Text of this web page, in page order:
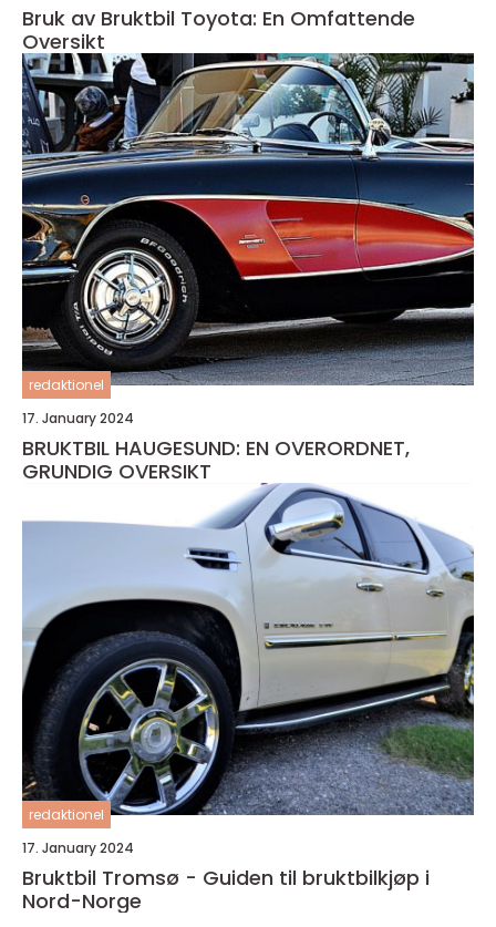
Bruk av Bruktbil Toyota: En Omfattende
Oversikt
redaktionel
17. January 2024
BRUKTBIL HAUGESUND: EN OVERORDNET,
GRUNDIG OVERSIKT
redaktionel
17. January 2024
Bruktbil Tromsø - Guiden til bruktbilkjøp i
Nord-Norge